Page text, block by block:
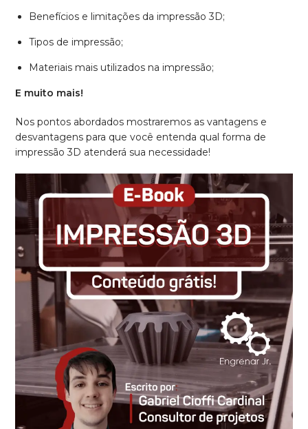
Benefícios e limitações da impressão 3D;
Tipos de impressão;
Materiais mais utilizados na impressão;
E muito mais!
Nos pontos abordados mostraremos as vantagens e
desvantagens para que você entenda qual forma de
impressão 3D atenderá sua necessidade!